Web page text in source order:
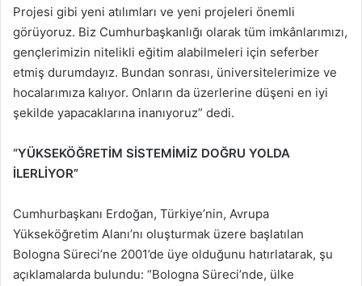
Projesi gibi yeni atılımları ve yeni projeleri önemli
görüyoruz. Biz Cumhurbaşkanlığı olarak tüm imkânlarımızı,
gençlerimizin nitelikli eğitim alabilmeleri için seferber
etmiş durumdayız. Bundan sonrası, üniversitelerimize ve
hocalarımıza kalıyor. Onların da üzerlerine düşeni en iyi
şekilde yapacaklarına inanıyoruz” dedi.
“YÜKSEKÖĞRETİM SİSTEMİMİZ DOĞRU YOLDA
İLERLİYOR”
Cumhurbaşkanı Erdoğan, Türkiye’nin, Avrupa
Yükseköğretim Alanı’nı oluşturmak üzere başlatılan
Bologna Süreci’ne 2001’de üye olduğunu hatırlatarak, şu
açıklamalarda bulundu: “Bologna Süreci’nde, ülke